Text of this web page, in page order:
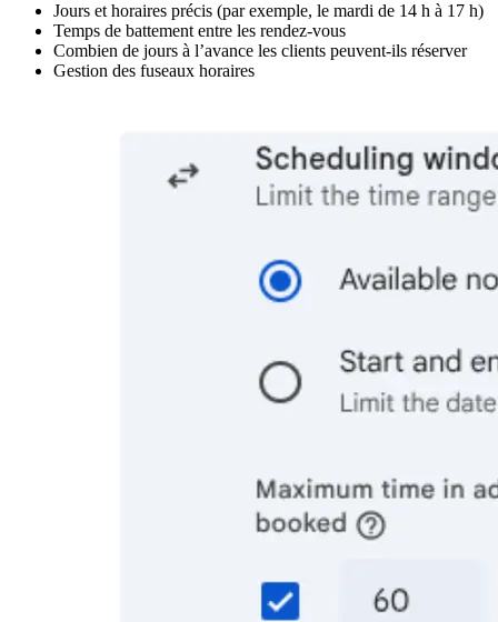
Jours et horaires précis (par exemple, le mardi de 14 h à 17 h)
Temps de battement entre les rendez-vous
Combien de jours à l’avance les clients peuvent-ils réserver
Gestion des fuseaux horaires